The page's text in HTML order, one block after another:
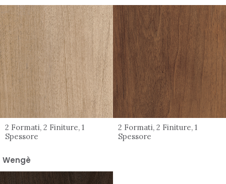
2 Formati, 2 Finiture, 1
Spessore
2 Formati, 2 Finiture, 1
Spessore
Wengè